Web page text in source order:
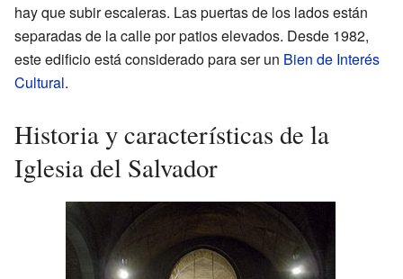
hay que subir escaleras. Las puertas de los lados están
separadas de la calle por patios elevados. Desde 1982,
este edificio está considerado para ser un Bien de Interés
Cultural.
Historia y características de la
Iglesia del Salvador